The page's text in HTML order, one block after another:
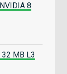
8
MB L3